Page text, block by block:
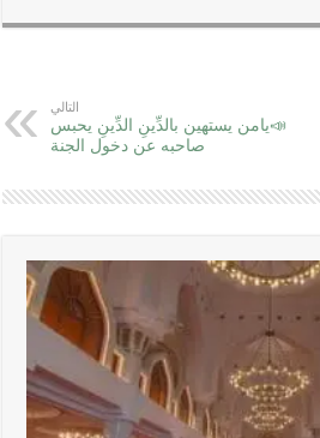
التالي
📣يامن يستهين بالدِّينِ الدِّينِ يحبس
صاحبه عن دخول الجنة